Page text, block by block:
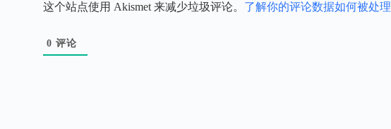
这个站点使用 Akismet 来减少垃圾评论。 了解你的评论数据如何被处理
0 评论